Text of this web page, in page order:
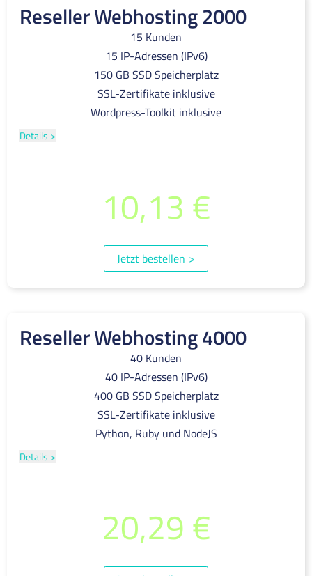
Reseller Webhosting 2000
15 Kunden
15 IP-Adressen (IPv6)
150 GB SSD Speicherplatz
SSL-Zertifikate inklusive
Wordpress-Toolkit inklusive
Details >
10,13 €
Jetzt bestellen >
Reseller Webhosting 4000
40 Kunden
40 IP-Adressen (IPv6)
400 GB SSD Speicherplatz
SSL-Zertifikate inklusive
Python, Ruby und NodeJS
Details >
20,29 €